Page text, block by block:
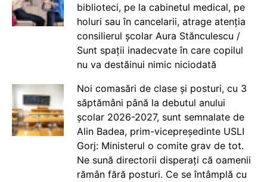
biblioteci, pe la cabinetul medical, pe
holuri sau în cancelarii, atrage atenția
consilierul școlar Aura Stănculescu /
Sunt spații inadecvate în care copilul
nu va destăinui nimic niciodată
Noi comasări de clase și posturi, cu 3
săptămâni până la debutul anului
școlar 2026-2027, sunt semnalate de
Alin Badea, prim-vicepreședinte USLI
Gorj: Ministerul o comite grav de tot.
Ne sună directorii disperați că oamenii
rămân fără posturi. Ce se întâmplă cu